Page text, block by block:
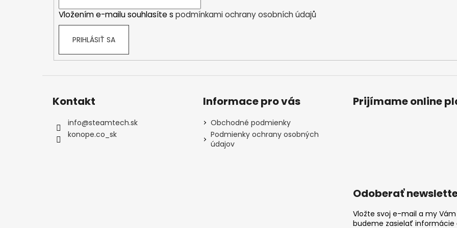
Vložením e-mailu souhlasíte s podmínkami ochrany osobních údajů
PRIHLÁSIŤ SA
Kontakt
info@steamtech.sk
konope.co_sk
Informace pro vás
Obchodné podmienky
Podmienky ochrany osobných
údajov
Prijímame online
Odoberať
Vložte svoj e-mail a my Vám
budeme zasielať informácie